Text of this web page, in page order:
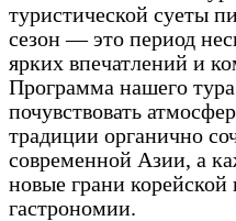
туристической суеты
сезон — это период
ярких впечатлений и
Программа нашего
почувствовать
традиции органично
современной Азии, а
новые грани
гастрономии.